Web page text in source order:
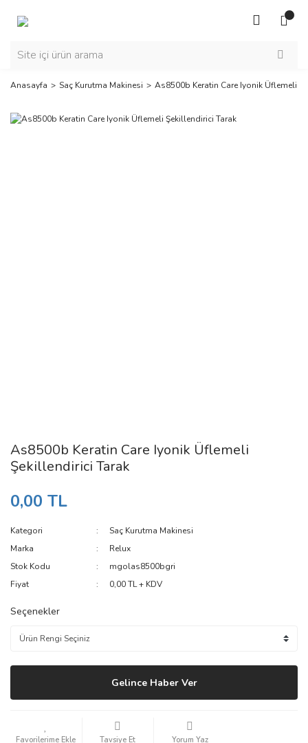
Anasayfa Saç Kurutma Makinesi As8500b Keratin Care Iyonik Üflemeli
As8500b Keratin Care Iyonik Üflemeli
Şekillendirici Tarak
0,00 TL
Kategori
Saç Kurutma Makinesi
Marka
Relux
Stok Kodu
mgolas8500bgri
Fiyat
0,00 TL + KDV
Seçenekler
Gelince Haber Ver
Tavsiye Et Yorum Yaz